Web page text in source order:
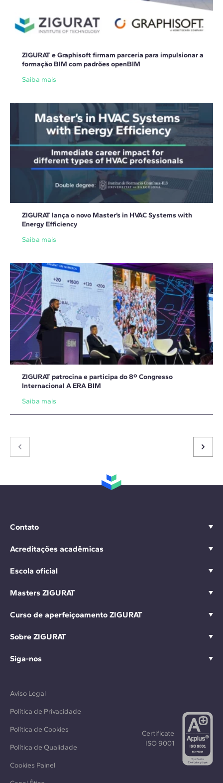
ZIGURAT e Graphisoft firmam parceria para impulsionar a
formação BIM com padrões openBIM
Saiba mais
ZIGURAT lança o novo Master’s in HVAC Systems with
Energy Efficiency
Saiba mais
ZIGURAT patrocina e participa do 8º Congresso
Internacional A ERA BIM
Saiba mais
Contato
Acreditações acadêmicas
Escola oficial
Masters ZIGURAT
Curso de aperfeiçoamento ZIGURAT
Sobre ZIGURAT
Siga-nos
Aviso Legal
Política de Privacidade
Política de Cookies
Política de Qualidade
Cookies Painel
Certificate
ISO 9001